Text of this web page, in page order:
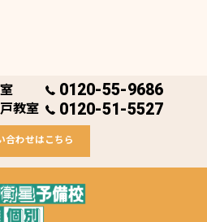
0120-55-9686
0120-51-5527
教室
合わせはこちら